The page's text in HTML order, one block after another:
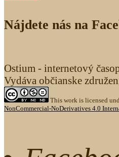
Nájdete nás na
Ostium - internetový
Vydáva občianske
This work is licensed
NonCommercial-NoDerivatives 4.0